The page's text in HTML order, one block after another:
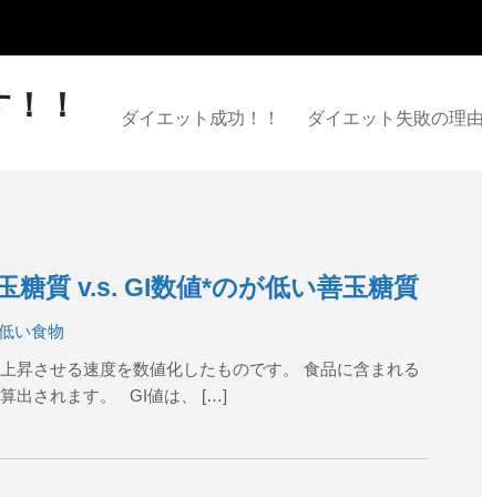
！ ダイエット成功！！ ダイエット失敗の理由
糖質 v.s. GI数値*のが低い善玉糖質
い食物
昇させる速度を数値化したものです。 食品に含まれる
算出されます。 GI値は、 […]